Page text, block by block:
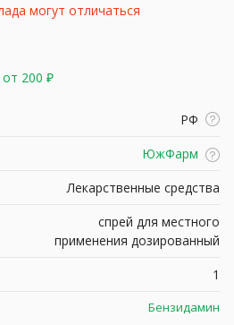
могут отличаться
от 200 ₽
РФ
ЮжФарм
Лекарственные средства
спрей для местного
применения дозированный
1
Бензидамин